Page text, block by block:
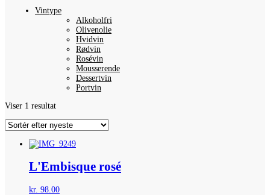
Vintype
Alkoholfri
Olivenolie
Hvidvin
Rødvin
Rosévin
Mousserende
Dessertvin
Portvin
Viser 1 resultat
L'Embisque rosé
kr. 98.00